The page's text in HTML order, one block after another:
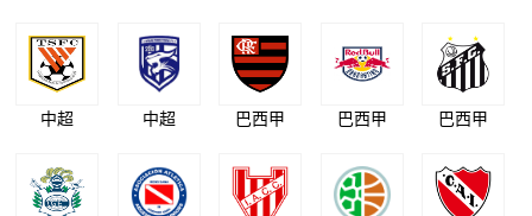
中超 中超 巴西甲 巴西甲 巴西甲